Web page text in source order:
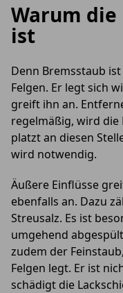
Warum
ist
Denn Bremsstaub
Felgen. Er legt sich
greift ihn an.
regelmäßig, wird die
platzt an diesen
wird notwendig.
Äußere Einflüsse
ebenfalls an. Dazu
Streusalz. Es ist
umgehend
zudem der
Felgen legt. Er ist
schädigt die